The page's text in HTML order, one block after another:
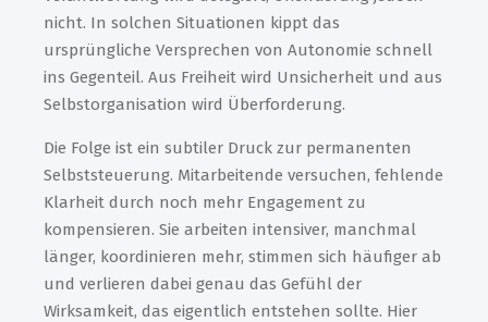
nicht. In solchen Situationen kippt das
ursprüngliche Versprechen von Autonomie schnell
ins Gegenteil. Aus Freiheit wird Unsicherheit und aus
Selbstorganisation wird Überforderung.
Die Folge ist ein subtiler Druck zur permanenten
Selbststeuerung. Mitarbeitende versuchen, fehlende
Klarheit durch noch mehr Engagement zu
kompensieren. Sie arbeiten intensiver, manchmal
länger, koordinieren mehr, stimmen sich häufiger ab
und verlieren dabei genau das Gefühl der
Wirksamkeit, das eigentlich entstehen sollte. Hier